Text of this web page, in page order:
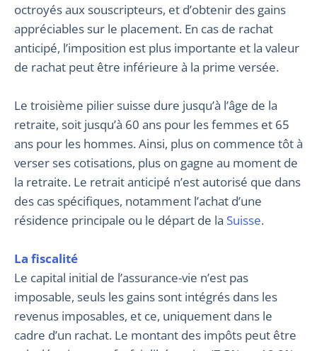
octroyés aux souscripteurs, et d’obtenir des gains
appréciables sur le placement. En cas de rachat
anticipé, l’imposition est plus importante et la valeur
de rachat peut être inférieure à la prime versée.
Le troisième pilier suisse dure jusqu’à l’âge de la
retraite, soit jusqu’à 60 ans pour les femmes et 65
ans pour les hommes. Ainsi, plus on commence tôt à
verser ses cotisations, plus on gagne au moment de
la retraite. Le retrait anticipé n’est autorisé que dans
des cas spécifiques, notamment l’achat d’une
résidence principale ou le départ de la Suisse.
La fiscalité
Le capital initial de l’assurance-vie n’est pas
imposable, seuls les gains sont intégrés dans les
revenus imposables, et ce, uniquement dans le
cadre d’un rachat. Le montant des impôts peut être